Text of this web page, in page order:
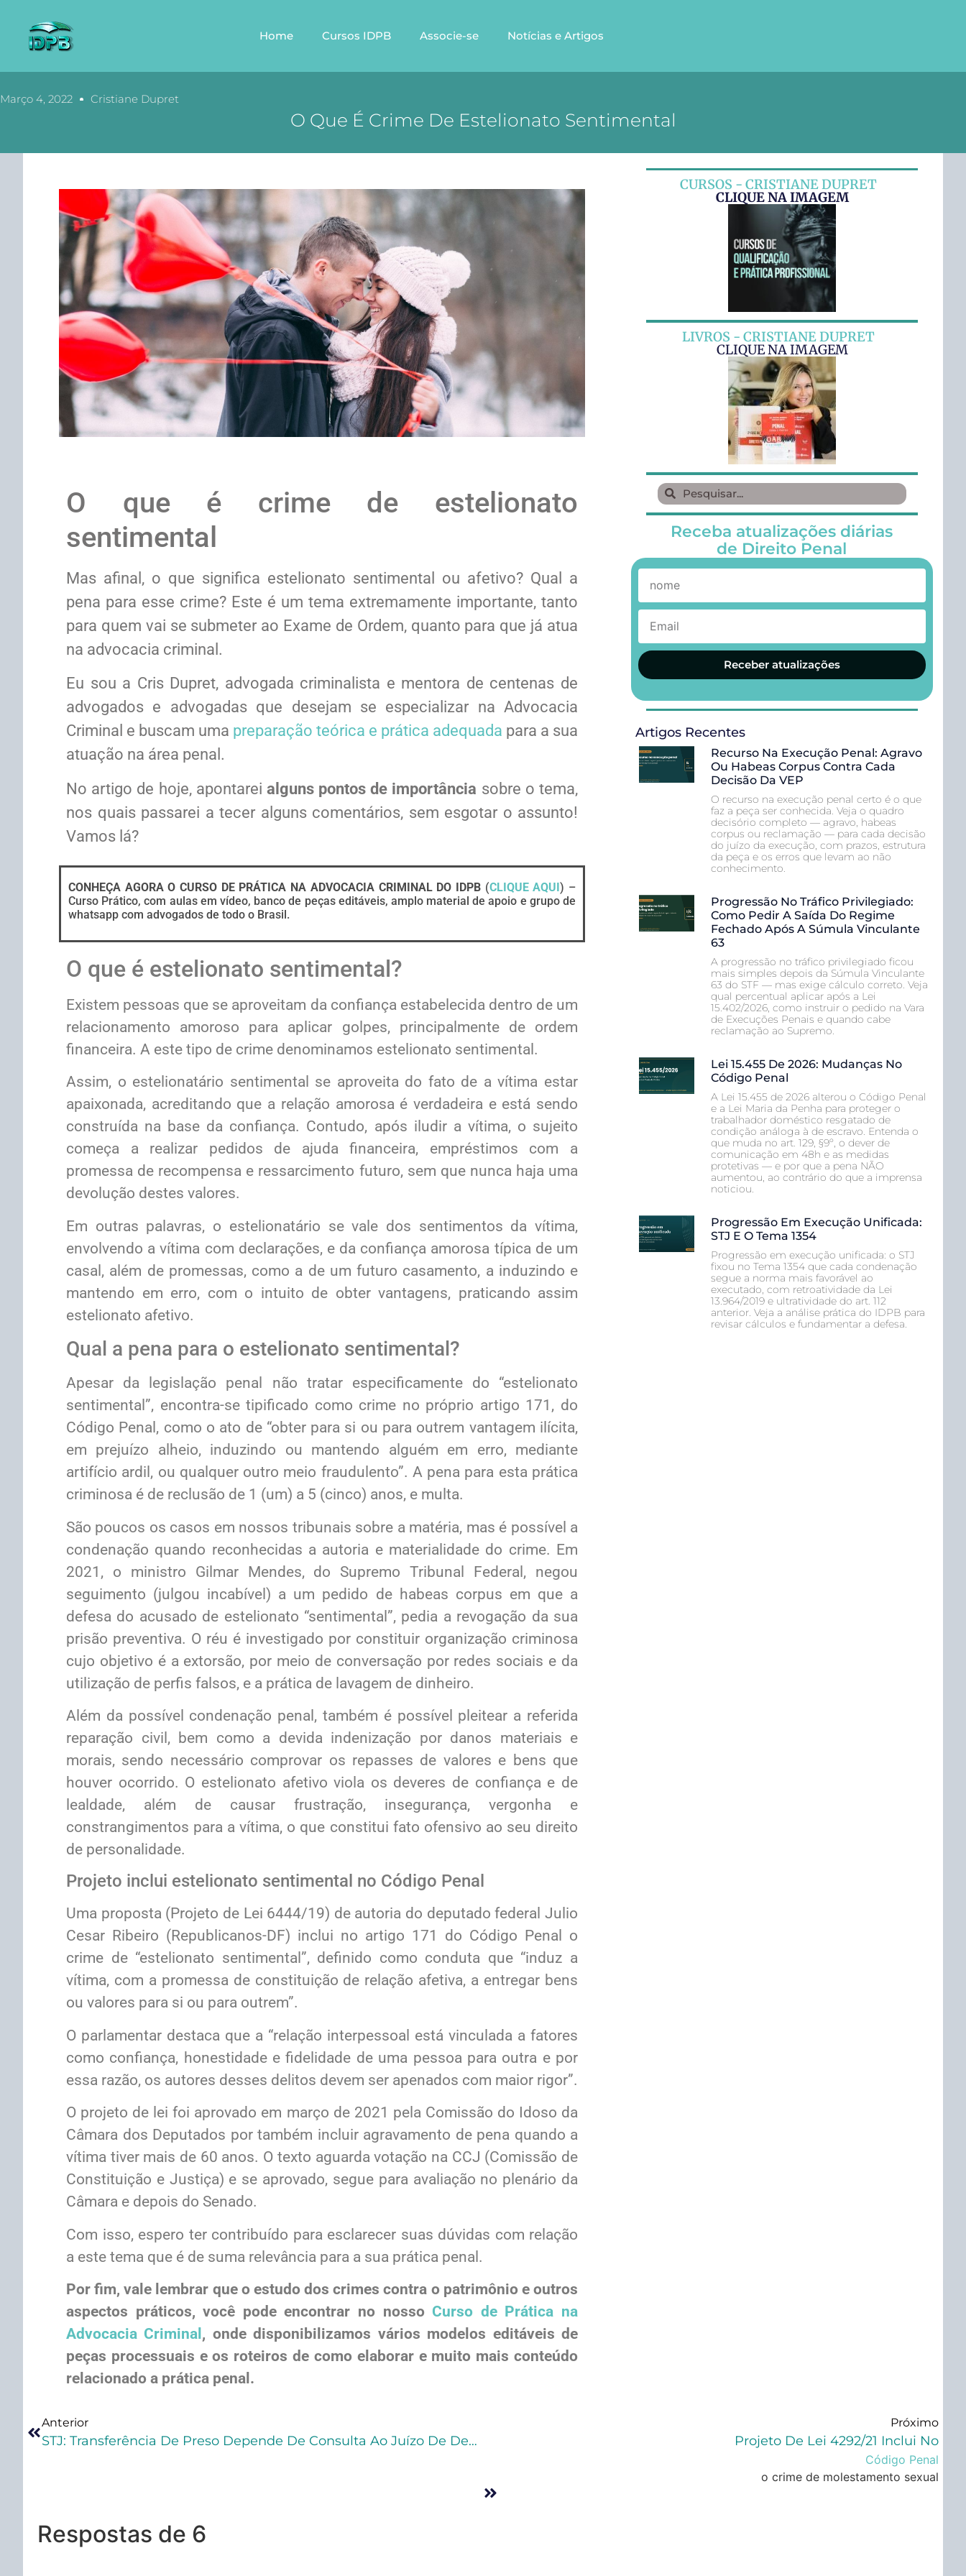
Home Cursos IDPB Associe-se Notícias e Artigos
Março 4, 2022 Cristiane Dupret
O Que É Crime De Estelionato Sentimental
O que é crime de estelionato
sentimental
Mas afinal, o que significa estelionato sentimental ou afetivo? Qual a
pena para esse crime? Este é um tema extremamente importante, tanto
para quem vai se submeter ao Exame de Ordem, quanto para que já atua
na advocacia criminal.
Eu sou a Cris Dupret, advogada criminalista e mentora de centenas de
advogados e advogadas que desejam se especializar na Advocacia
Criminal e buscam uma preparação teórica e prática adequada para a sua
atuação na área penal.
No artigo de hoje, apontarei alguns pontos de importância sobre o tema,
nos quais passarei a tecer alguns comentários, sem esgotar o assunto!
Vamos lá?
CONHEÇA AGORA O CURSO DE PRÁTICA NA ADVOCACIA CRIMINAL DO IDPB(CLIQUE AQUI) –
Curso Prático, com aulas em vídeo, banco de peças editáveis, amplo material de apoio e grupo de
whatsapp com advogados de todo o Brasil.
O que é estelionato sentimental?
Existem pessoas que se aproveitam da confiança estabelecida dentro de um
relacionamento amoroso para aplicar golpes, principalmente de ordem
financeira. A este tipo de crime denominamos estelionato sentimental.
Assim, o estelionatário sentimental se aproveita do fato de a vítima estar
apaixonada, acreditando que a relação amorosa é verdadeira e está sendo
construída na base da confiança. Contudo, após iludir a vítima, o sujeito
começa a realizar pedidos de ajuda financeira, empréstimos com a
promessa de recompensa e ressarcimento futuro, sem que nunca haja uma
devolução destes valores.
Em outras palavras, o estelionatário se vale dos sentimentos da vítima,
envolvendo a vítima com declarações, e da confiança amorosa típica de um
casal, além de promessas, como a de um futuro casamento, a induzindo e
mantendo em erro, com o intuito de obter vantagens, praticando assim
estelionato afetivo.
Qual a pena para o estelionato sentimental?
Apesar da legislação penal não tratar especificamente do “estelionato
sentimental”, encontra-se tipificado como crime no próprio artigo 171, do
Código Penal, como o ato de “obter para si ou para outrem vantagem ilícita,
em prejuízo alheio, induzindo ou mantendo alguém em erro, mediante
artifício ardil, ou qualquer outro meio fraudulento”. A pena para esta prática
criminosa é de reclusão de 1 (um) a 5 (cinco) anos, e multa.
São poucos os casos em nossos tribunais sobre a matéria, mas é possível a
condenação quando reconhecidas a autoria e materialidade do crime. Em
2021, o ministro Gilmar Mendes, do Supremo Tribunal Federal, negou
seguimento (julgou incabível) a um pedido de habeas corpus em que a
defesa do acusado de estelionato “sentimental”, pedia a revogação da sua
prisão preventiva. O réu é investigado por constituir organização criminosa
cujo objetivo é a extorsão, por meio de conversação por redes sociais e da
utilização de perfis falsos, e a prática de lavagem de dinheiro.
Além da possível condenação penal, também é possível pleitear a referida
reparação civil, bem como a devida indenização por danos materiais e
morais, sendo necessário comprovar os repasses de valores e bens que
houver ocorrido. O estelionato afetivo viola os deveres de confiança e de
lealdade, além de causar frustração, insegurança, vergonha e
constrangimentos para a vítima, o que constitui fato ofensivo ao seu direito
de personalidade.
Projeto inclui estelionato sentimental no Código Penal
Uma proposta (Projeto de Lei 6444/19) de autoria do deputado federal Julio
Cesar Ribeiro (Republicanos-DF) inclui no artigo 171 do Código Penal o
crime de “estelionato sentimental”, definido como conduta que “induz a
vítima, com a promessa de constituição de relação afetiva, a entregar bens
ou valores para si ou para outrem”.
O parlamentar destaca que a “relação interpessoal está vinculada a fatores
como confiança, honestidade e fidelidade de uma pessoa para outra e por
essa razão, os autores desses delitos devem ser apenados com maior rigor”.
O projeto de lei foi aprovado em março de 2021 pela Comissão do Idoso da
Câmara dos Deputados por também incluir agravamento de pena quando a
vítima tiver mais de 60 anos. O texto aguarda votação na CCJ (Comissão de
Constituição e Justiça) e se aprovado, segue para avaliação no plenário da
Câmara e depois do Senado.
Com isso, espero ter contribuído para esclarecer suas dúvidas com relação
a este tema que é de suma relevância para a sua prática penal.
Por fim, vale lembrar que o estudo dos crimes contra o patrimônio e outros
aspectos práticos, você pode encontrar no nosso Curso de Prática na
Advocacia Criminal , onde disponibilizamos vários modelos editáveis de
peças processuais e os roteiros de como elaborar e muito mais conteúdo
relacionado a prática penal.
CURSOS - CRISTIANE DUPRET
CLIQUE NA IMAGEM
LIVROS - CRISTIANE DUPRET
CLIQUE NA IMAGEM
Receba atualizações diárias
de Direito Penal
Receber atualizações
Artigos Recentes
Recurso Na Execução Penal: Agravo
Ou Habeas Corpus Contra Cada
Decisão Da VEP
O recurso na execução penal certo é o que
faz a peça ser conhecida. Veja o quadro
decisório completo — agravo, habeas
corpus ou reclamação — para cada decisão
do juízo da execução, com prazos, estrutura
da peça e os erros que levam ao não
conhecimento.
Progressão No Tráfico Privilegiado:
Como Pedir A Saída Do Regime
Fechado Após A Súmula Vinculante
63
A progressão no tráfico privilegiado ficou
mais simples depois da Súmula Vinculante
63 do STF — mas exige cálculo correto. Veja
qual percentual aplicar após a Lei
15.402/2026, como instruir o pedido na Vara
de Execuções Penais e quando cabe
reclamação ao Supremo.
Lei 15.455 De 2026: Mudanças No
Código Penal
A Lei 15.455 de 2026 alterou o Código Penal
e a Lei Maria da Penha para proteger o
trabalhador doméstico resgatado de
condição análoga à de escravo. Entenda o
que muda no art. 129, §9º, o dever de
comunicação em 48h e as medidas
protetivas — e por que a pena NÃO
aumentou, ao contrário do que a imprensa
noticiou.
Progressão Em Execução Unificada:
STJ E O Tema 1354
Progressão em execução unificada: o STJ
fixou no Tema 1354 que cada condenação
segue a norma mais favorável ao
executado, com retroatividade da Lei
13.964/2019 e ultratividade do art. 112
anterior. Veja a análise prática do IDPB para
revisar cálculos e fundamentar a defesa.
Anterior
STJ: Transferência De Preso Depende De Consulta Ao Juízo De Destino
Próximo
Projeto De Lei 4292/21 Inclui No
Código Penal
o crime de molestamento sexual
Respostas de 6